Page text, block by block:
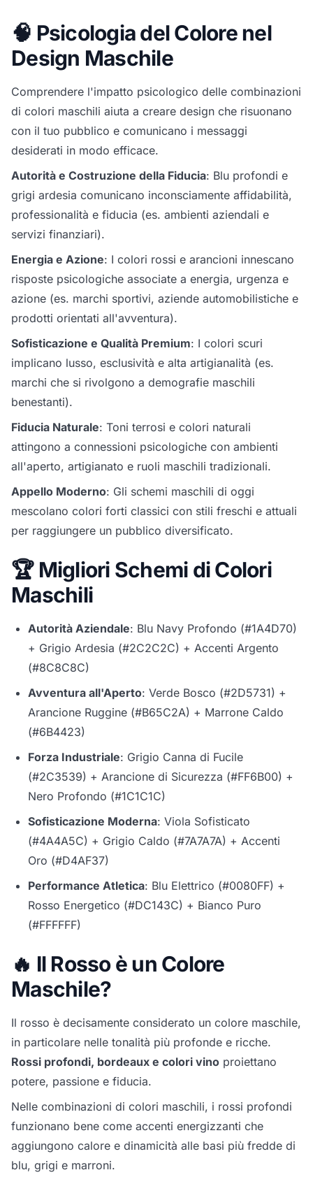
🧠 Psicologia del Colore nel
Design Maschile
Comprendere l'impatto psicologico delle combinazioni
di colori maschili aiuta a creare design che risuonano
con il tuo pubblico e comunicano i messaggi
desiderati in modo efficace.
Autorità e Costruzione della Fiducia: Blu profondi e
grigi ardesia comunicano inconsciamente affidabilità,
professionalità e fiducia (es. ambienti aziendali e
servizi finanziari).
Energia e Azione: I colori rossi e arancioni innescano
risposte psicologiche associate a energia, urgenza e
azione (es. marchi sportivi, aziende automobilistiche e
prodotti orientati all'avventura).
Sofisticazione e Qualità Premium: I colori scuri
implicano lusso, esclusività e alta artigianalità (es.
marchi che si rivolgono a demografie maschili
benestanti).
Fiducia Naturale: Toni terrosi e colori naturali
attingono a connessioni psicologiche con ambienti
all'aperto, artigianato e ruoli maschili tradizionali.
Appello Moderno: Gli schemi maschili di oggi
mescolano colori forti classici con stili freschi e attuali
per raggiungere un pubblico diversificato.
🏆 Migliori Schemi di Colori
Maschili
Autorità Aziendale: Blu Navy Profondo (#1A4D70)
+ Grigio Ardesia (#2C2C2C) + Accenti Argento
(#8C8C8C)
Avventura all'Aperto: Verde Bosco (#2D5731) +
Arancione Ruggine (#B65C2A) + Marrone Caldo
(#6B4423)
Forza Industriale: Grigio Canna di Fucile
(#2C3539) + Arancione di Sicurezza (#FF6B00) +
Nero Profondo (#1C1C1C)
Sofisticazione Moderna: Viola Sofisticato
(#4A4A5C) + Grigio Caldo (#7A7A7A) + Accenti
Oro (#D4AF37)
Performance Atletica: Blu Elettrico (#0080FF) +
Rosso Energetico (#DC143C) + Bianco Puro
(#FFFFFF)
🔥 Il Rosso è un Colore
Maschile?
Il rosso è decisamente considerato un colore maschile,
in particolare nelle tonalità più profonde e ricche.
Rossi profondi, bordeaux e colori vino proiettano
potere, passione e fiducia.
Nelle combinazioni di colori maschili, i rossi profondi
funzionano bene come accenti energizzanti che
aggiungono calore e dinamicità alle basi più fredde di
blu, grigi e marroni.